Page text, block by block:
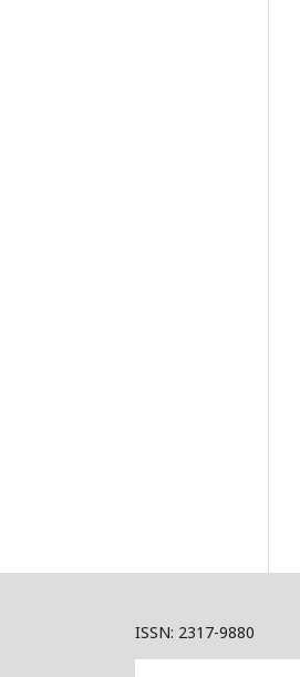
ISSN: 2317-9880